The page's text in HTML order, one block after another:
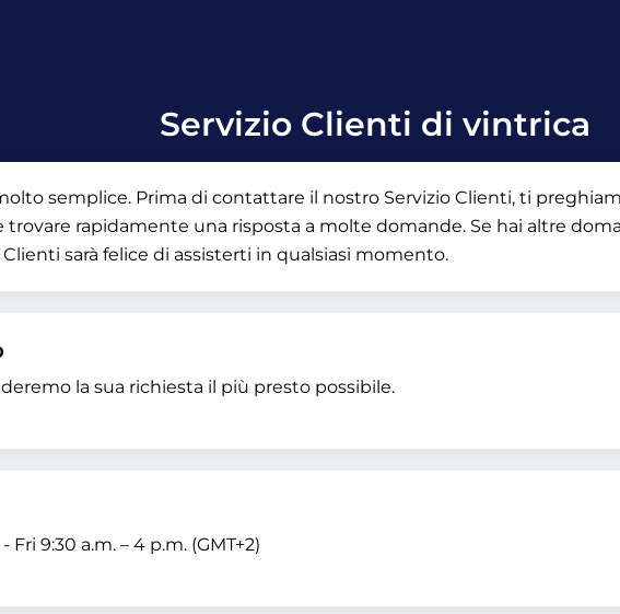
Servizio Clienti di vintrica
semplice. Prima di contattare il nostro Servizio Clienti, ti
trovare rapidamente una risposta a molte domande. Se hai altre
sarà felice di assisterti in qualsiasi momento.
la sua richiesta il più presto possibile.
9:30 a.m. – 4 p.m. (GMT+2)